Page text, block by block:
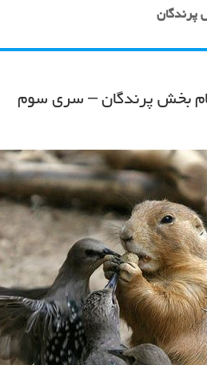
پرندگان
بخش پرندگان – سری سوم